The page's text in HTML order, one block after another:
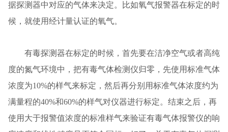
据探测器中对应的气体来决定。比如氧气报警器在标定的时
候，就使用经计量认证的氧气。
有毒探测器在标定的时候，首先要在洁净空气或者高纯
度的氮气环境中，把有毒气体检测仪归零，先使用标准气体
浓度为10%的样气来标定，然后再分别用标准气体浓度约为
满量程的40%和60%的样气对仪器进行标定。结束之后，再
使用大于报警值浓度的标准样气来验证有毒气体报警仪的响